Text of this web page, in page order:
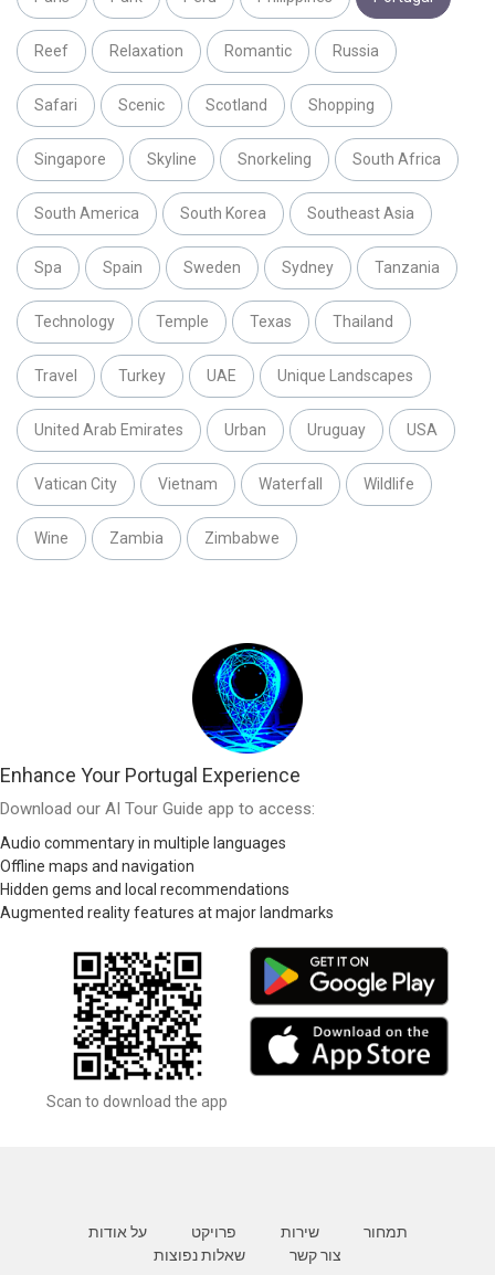
Reef Relaxation Romantic Russia
Safari Scenic Scotland Shopping
Singapore Skyline Snorkeling South Africa
South America South Korea Southeast Asia
Spa Spain Sweden Sydney Tanzania
Technology Temple Texas Thailand
Travel Turkey UAE Unique Landscapes
United Arab Emirates Urban Uruguay USA
Vatican City Vietnam Waterfall Wildlife
Wine Zambia Zimbabwe
Enhance Your Portugal Experience
Download our AI Tour Guide app to access:
Audio commentary in multiple languages
Offline maps and navigation
Hidden gems and local recommendations
Augmented reality features at major landmarks
Scan to download the app
על אודות פרויקט שירות
תמחור
שאלות נפוצות
צור קשר